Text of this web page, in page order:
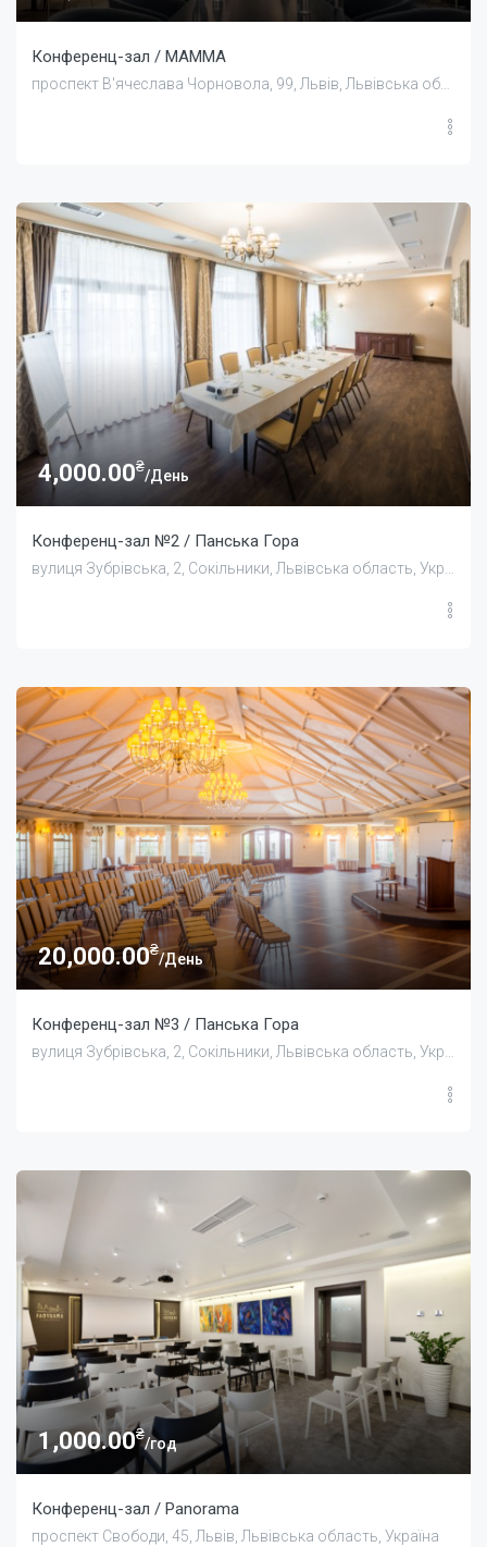
Конференц-зал / MAMMA
4,000.00₴
/День
Конференц-зал №2 / Панська Гора
20,000.00₴
/День
Конференц-зал №3 / Панська Гора
вулиця Зубрівська, 2, Сокільники, Львівська область, Україна
1,000.00₴
/год
Конференц-зал / Panorama
проспект Свободи, 45, Львів, Львівська область, Україна